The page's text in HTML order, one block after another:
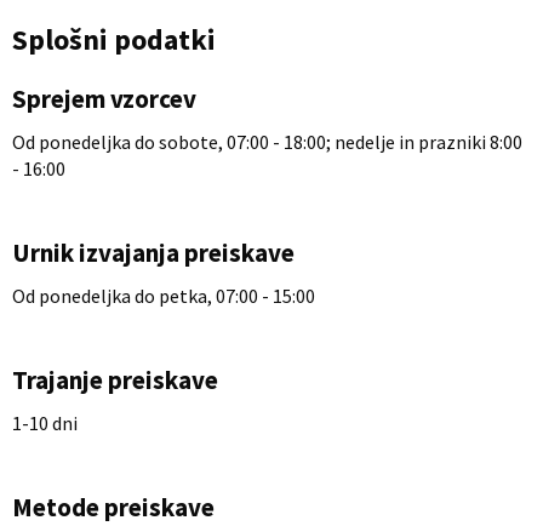
Splošni podatki
Sprejem vzorcev
Od ponedeljka do sobote, 07:00 - 18:00; nedelje in prazniki 8:00
- 16:00
Urnik izvajanja preiskave
Od ponedeljka do petka, 07:00 - 15:00
Trajanje preiskave
1-10 dni
Metode preiskave